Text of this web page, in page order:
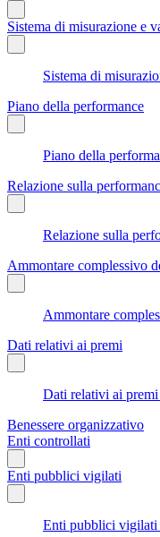
Sistema di misurazione e
Sistema di
Piano della performance
Piano della
Relazione sulla
Relazione sulla
Ammontare complessivo
Ammontare
Dati relativi ai premi
Dati relativi ai
Benessere organizzativo
Enti controllati
Enti pubblici vigilati
Enti pubblici vigilati